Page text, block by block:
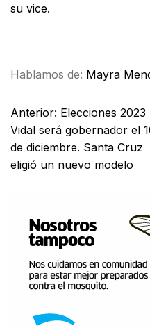
su vice.
Hablamos de: Mayra
Anterior: Elecciones 2023
Vidal será gobernador el
de diciembre. Santa Cruz
eligió un nuevo modelo